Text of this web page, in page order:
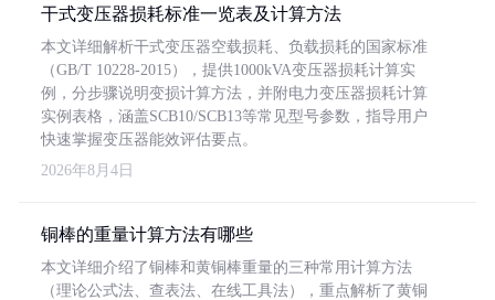
干式变压器损耗标准一览表及计算方法
本文详细解析干式变压器空载损耗、负载损耗的国家标准
（GB/T 10228-2015），提供1000kVA变压器损耗计算实
例，分步骤说明变损计算方法，并附电力变压器损耗计算
实例表格，涵盖SCB10/SCB13等常见型号参数，指导用户
快速掌握变压器能效评估要点。
2026年8月4日
铜棒的重量计算方法有哪些
本文详细介绍了铜棒和黄铜棒重量的三种常用计算方法
（理论公式法、查表法、在线工具法），重点解析了黄铜